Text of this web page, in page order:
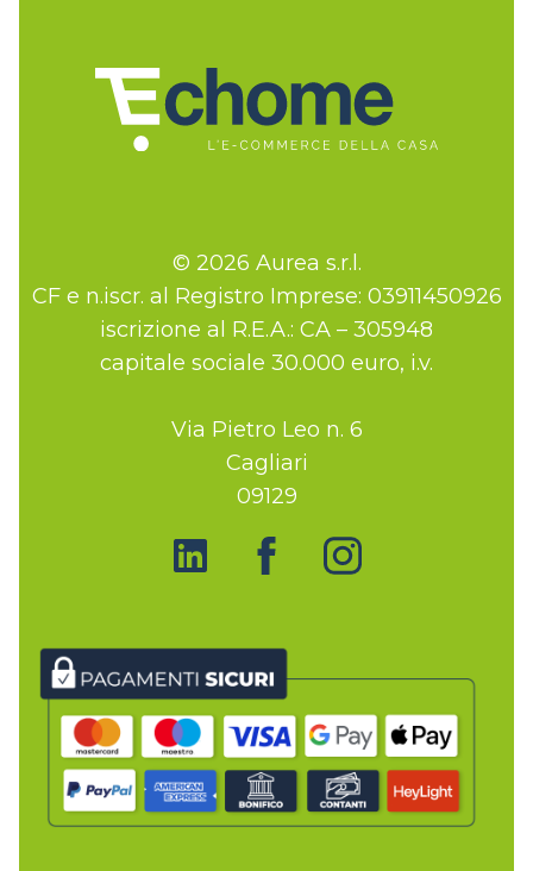
© 2026 Aurea s.r.l.
CF e n.iscr. al Registro Imprese: 03911450926
iscrizione al R.E.A.: CA – 305948
capitale sociale 30.000 euro, i.v.
Via Pietro Leo n. 6
Cagliari
09129